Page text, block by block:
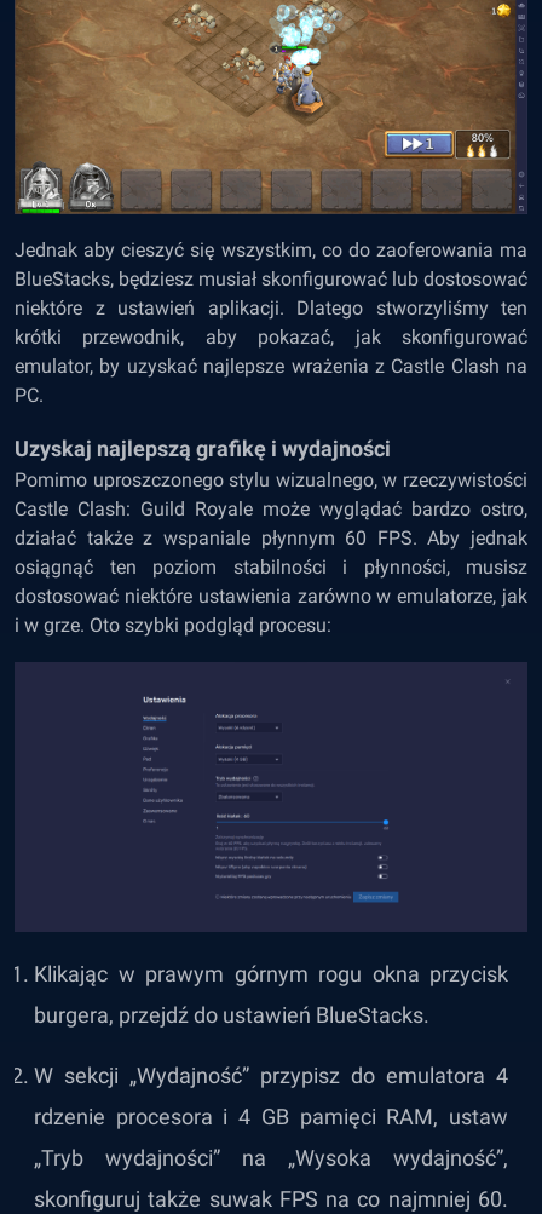
Jednak aby cieszyć się wszystkim, co do zaoferowania ma
BlueStacks, będziesz musiał skonfigurować lub dostosować
niektóre z ustawień aplikacji. Dlatego stworzyliśmy ten
krótki przewodnik, aby pokazać, jak skonfigurować
emulator, by uzyskać najlepsze wrażenia z Castle Clash na
PC.
Uzyskaj najlepszą grafikę i wydajności
Pomimo uproszczonego stylu wizualnego, w rzeczywistości
Castle Clash: Guild Royale może wyglądać bardzo ostro,
działać także z wspaniale płynnym 60 FPS. Aby jednak
osiągnąć ten poziom stabilności i płynności, musisz
dostosować niektóre ustawienia zarówno w emulatorze, jak
i w grze. Oto szybki podgląd procesu:
Klikając w prawym górnym rogu okna przycisk
burgera, przejdź do ustawień BlueStacks.
W sekcji „Wydajność” przypisz do emulatora 4
rdzenie procesora i 4 GB pamięci RAM, ustaw
„Tryb wydajności” na „Wysoka wydajność”,
skonfiguruj także suwak FPS na co najmniej 60.